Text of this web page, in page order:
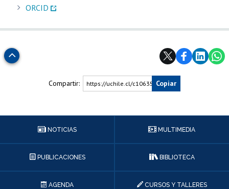
ORCID
Subir
Compartir: https://uchile.cl/c106354Copiar
NOTICIAS MULTIMEDIA
PUBLICACIONES BIBLIOTECA
AGENDA CURSOS Y TALLERES